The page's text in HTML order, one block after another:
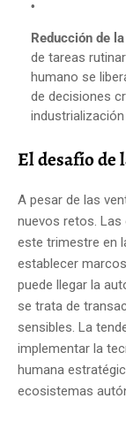
Reducción de
de tareas
humano se
de decisiones
El desafío de
A pesar de las
nuevos retos.
este trimestre en
establecer
puede llegar la
se trata de
sensibles. La
implementar la
humana
ecosistemas